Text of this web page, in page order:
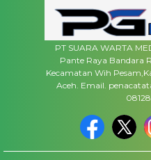
PT SUARA WARTA
Pante Raya Bandara
Kecamatan Wih
Aceh. Email.